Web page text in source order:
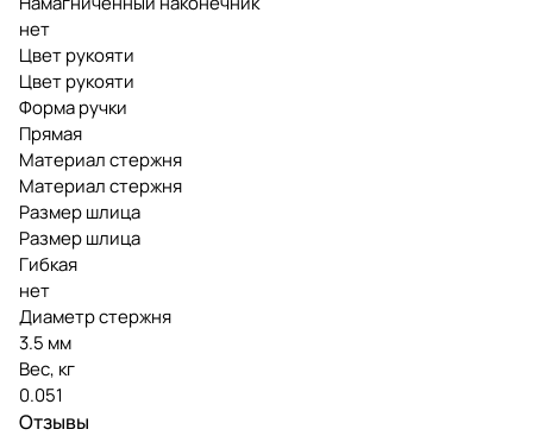
нет
Цвет рукояти
Цвет рукояти
Форма ручки
Прямая
Материал стержня
Материал стержня
Размер шлица
Размер шлица
Гибкая
нет
Диаметр стержня
3.5 мм
Вес, кг
0.051
Отзывы